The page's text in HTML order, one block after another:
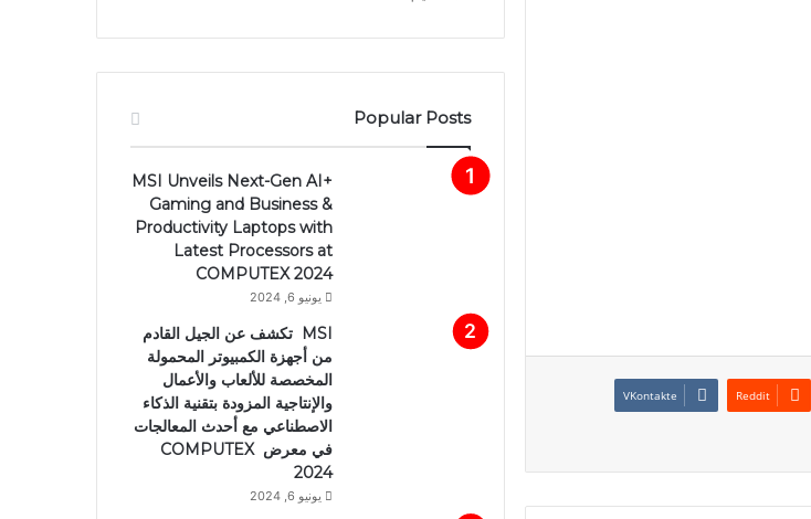
Popular Posts
MSI Unveils Next-Gen AI+
Gaming and Business &
Productivity Laptops with
Latest Processors at
COMPUTEX 2024
يونيو 6, 2024
MSI تكشف عن الجيل القادم
من أجهزة الكمبيوتر المحمولة
المخصصة للألعاب والأعمال
والإنتاجية المزودة بتقنية الذكاء
الاصطناعي مع أحدث المعالجات
في معرض COMPUTEX
2024
يونيو 6, 2024